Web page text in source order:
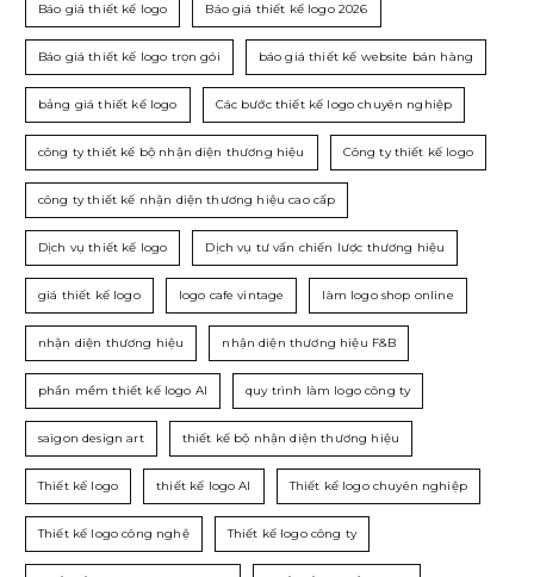
Báo giá thiết kế logo Báo giá thiết kế logo 2026
Báo giá thiết kế logo trọn gói báo giá thiết kế website bán hàng
bảng giá thiết kế logo Các bước thiết kế logo chuyên nghiệp
công ty thiết kế bộ nhận diện thương hiệu Công ty thiết kế logo
công ty thiết kế nhận diện thương hiệu cao cấp
Dịch vụ thiết kế logo Dịch vụ tư vấn chiến lược thương hiệu
giá thiết kế logo logo cafe vintage làm logo shop online
nhận diện thương hiệu nhận diện thương hiệu F&B
phần mềm thiết kế logo AI quy trình làm logo công ty
saigon design art thiết kế bộ nhận diện thương hiệu
Thiết kế logo thiết kế logo AI Thiết kế logo chuyên nghiệp
Thiết kế logo công nghệ Thiết kế logo công ty